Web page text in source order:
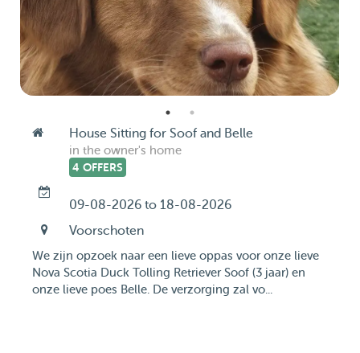
House Sitting for Soof and Belle
in the owner's home
4 OFFERS
09-08-2026 to 18-08-2026
Voorschoten
We zijn opzoek naar een lieve oppas voor onze lieve
Nova Scotia Duck Tolling Retriever Soof (3 jaar) en
onze lieve poes Belle. De verzorging zal vo...